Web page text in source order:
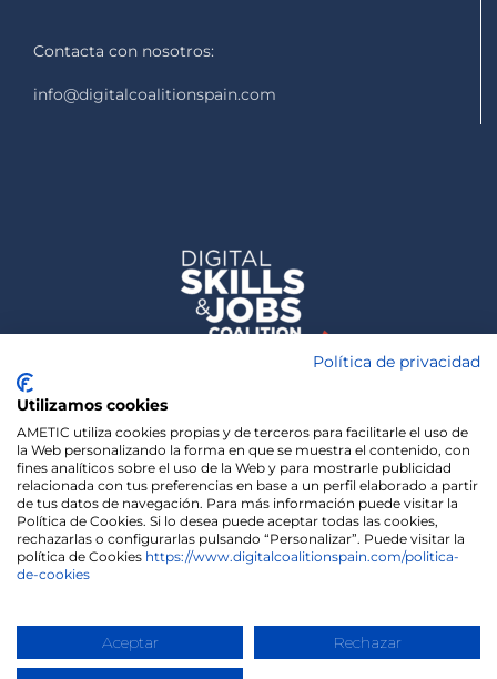
Contacta con nosotros:
info@digitalcoalitionspain.com
Copyright 2020 | Madisonmk
We use cookies on our website to give you the most
you consent to the use of ALL the cookies.
Política de privacidad
Utilizamos cookies
AMETIC utiliza cookies propias y de terceros para facilitarle el uso de
la Web personalizando la forma en que se muestra el contenido, con
fines analíticos sobre el uso de la Web y para mostrarle publicidad
relacionada con tus preferencias en base a un perfil elaborado a partir
de tus datos de navegación. Para más información puede visitar la
Política de Cookies. Si lo desea puede aceptar todas las cookies,
rechazarlas o configurarlas pulsando “Personalizar”. Puede visitar la
política de Cookies https://www.digitalcoalitionspain.com/politica-
de-cookies
Aceptar Rechazar